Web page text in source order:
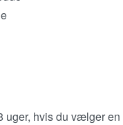
hvis du vælger